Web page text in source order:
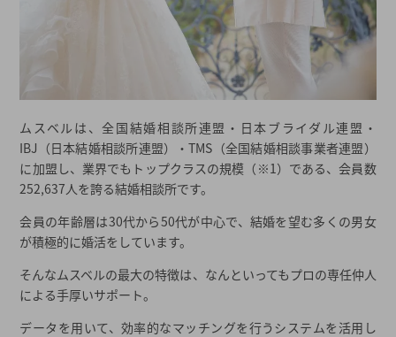
結婚相談所一覧から結婚相談所を探す
ムスベルは、全国結婚相談所連盟・日本ブライダル連盟・
IBJ（日本結婚相談所連盟）・TMS（全国結婚相談事業者連盟）
に加盟し、業界でもトップクラスの規模（※1）である、会員数
252,637人を誇る結婚相談所です。
会員の年齢層は30代から50代が中心で、結婚を望む多くの男女
が積極的に婚活をしています。
そんなムスベルの最大の特徴は、なんといってもプロの専任仲人
による手厚いサポート。
データを用いて、効率的なマッチングを行うシステムを活用し